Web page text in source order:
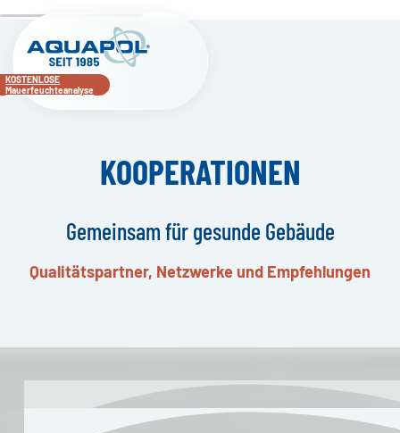
KOSTENLOSE
Mauerfeuchteanalyse
KOOPERATIONEN
Gemeinsam für gesunde Gebäude
Qualitätspartner, Netzwerke und Empfehlungen